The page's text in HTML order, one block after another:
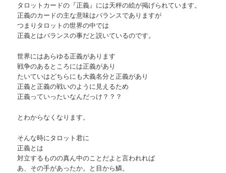
タロットカードの『正義』には天秤の絵が掲げられています。
正義のカードの主な意味はバランスでありますが
つまりタロットの世界の中では
正義とはバランスの事だと説いているのです。
世界にはあらゆる正義があります
戦争のあるところには正義があり
たいていはどちらにも大義名分と正義があり
正義と正義の戦いのように見えるため
正義っていったいなんだっけ？？？
とわからなくなります。
そんな時にタロット君に
正義とは
対立するものの真ん中のことだよと言われれば
あ、その手があったか。と目から鱗。